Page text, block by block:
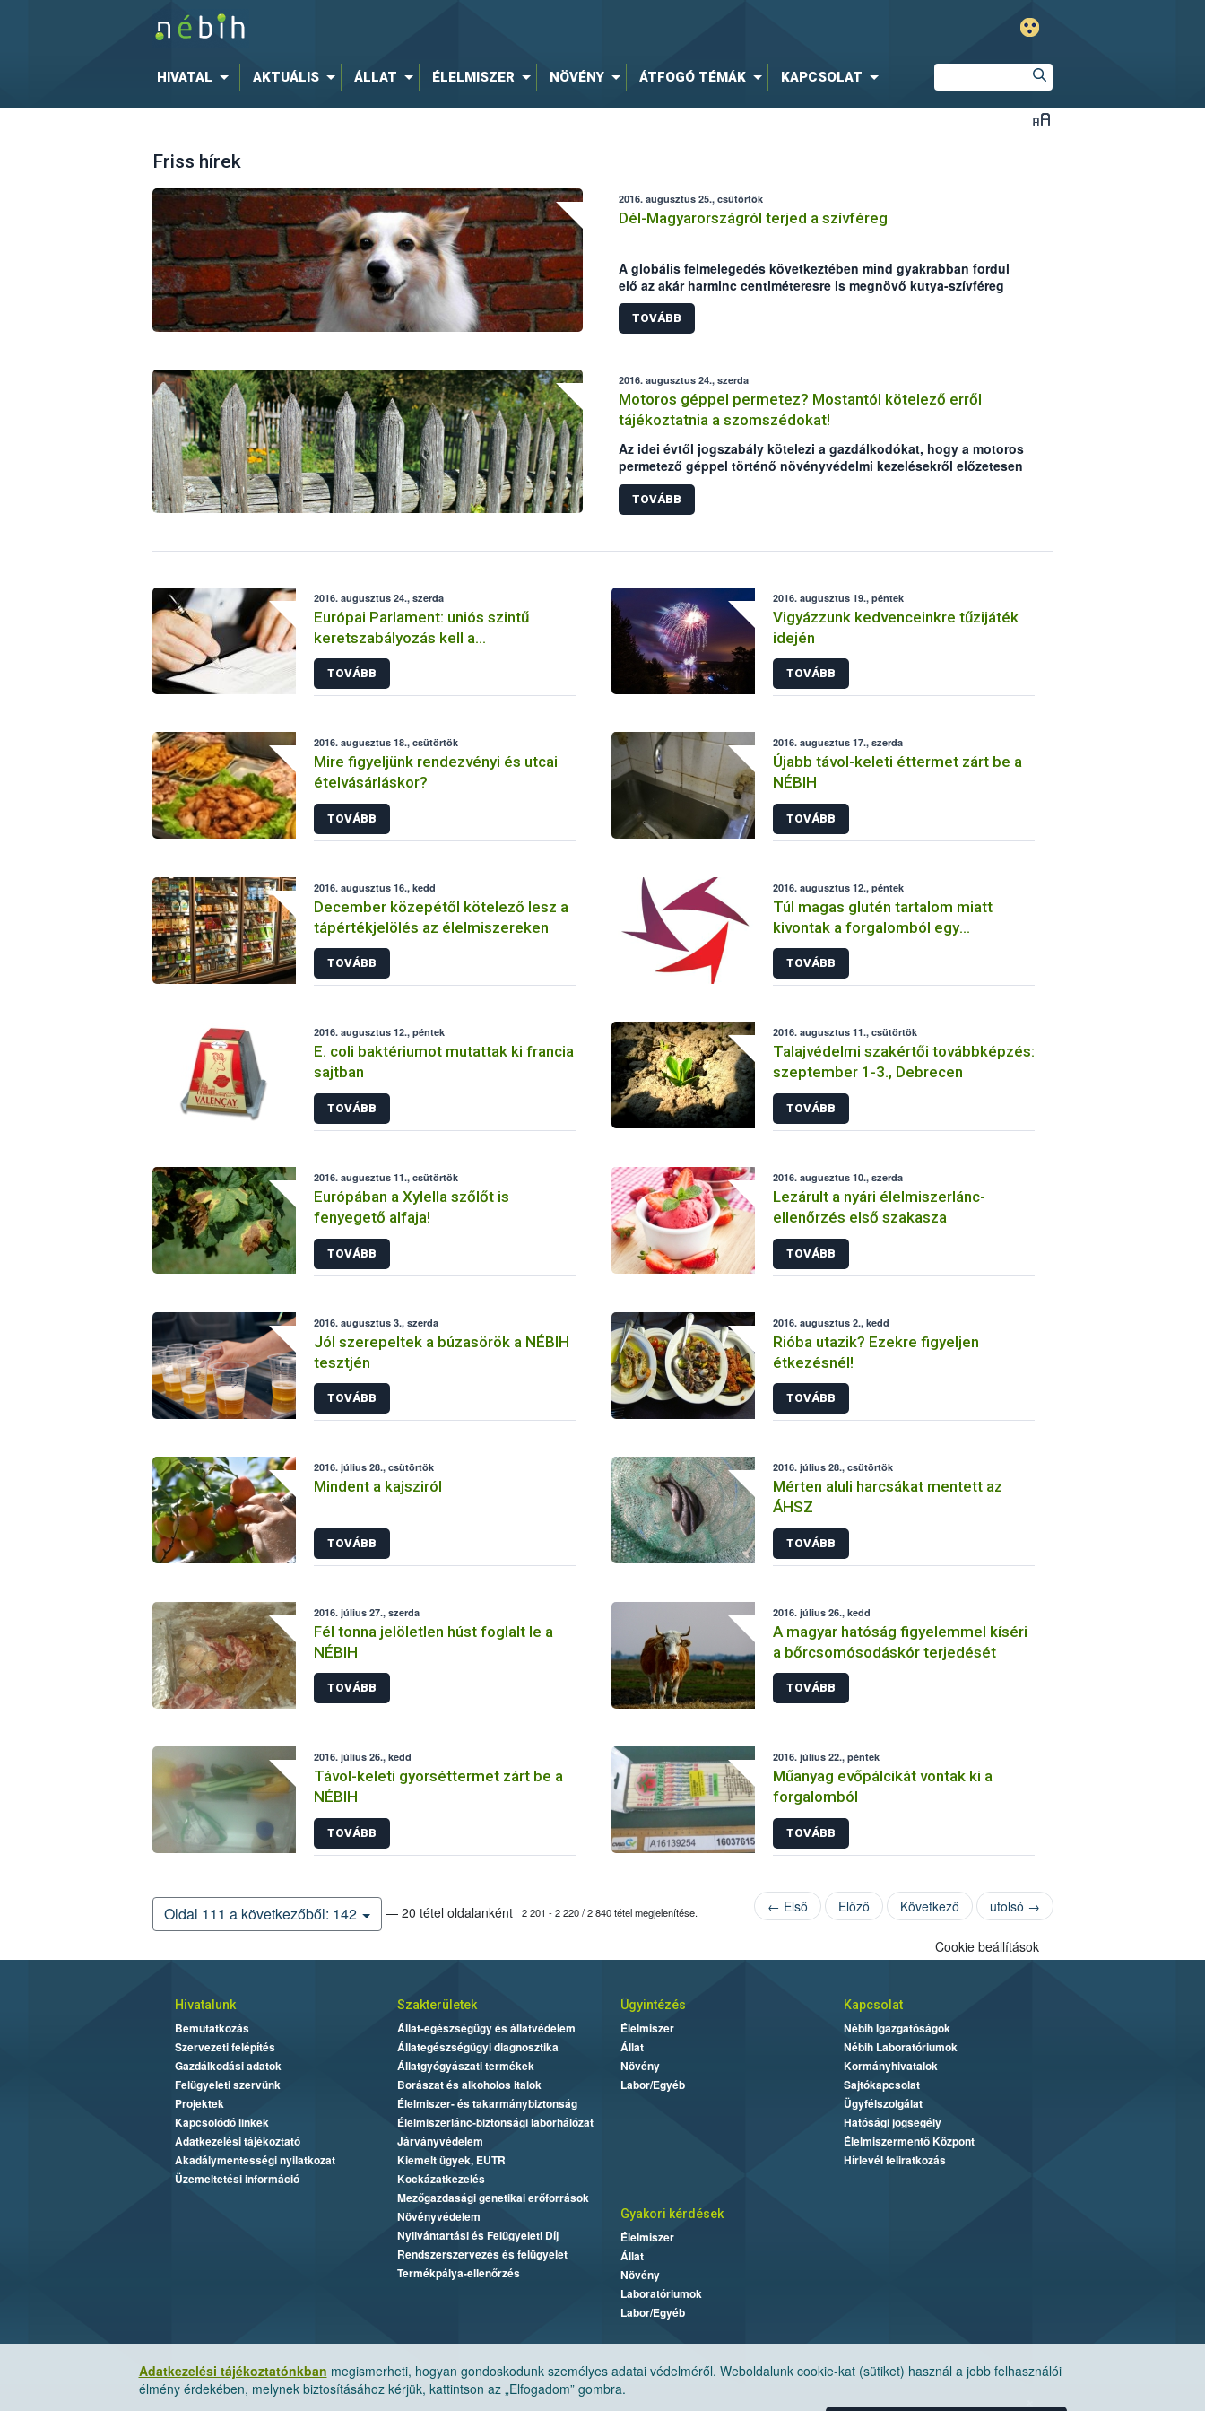
HIVATAL AKTUÁLIS ÁLLAT ÉLELMISZER NÖVÉNY ÁTFOGÓ TÉMÁK KAPCSOLAT
Friss hírek
2016. augusztus 25., csütörtök
Dél-Magyarországról terjed a szívféreg
A globális felmelegedés következtében mind gyakrabban fordul
elő az akár harminc centiméteresre is megnövő kutya-szívféreg
Magyarországon. A NÉBIH Állategészségügyi és Diagnosztikai
Igazgatóságának telephelyein 15 év laborvizsgálati eredményeit
összesítették: magas átlaghőmérséklete miatt az Alföld a
TOVÁBB
2016. augusztus 24., szerda
Motoros géppel permetez? Mostantól kötelező erről
tájékoztatnia a szomszédokat!
Az idei évtől jogszabály kötelezi a gazdálkodókat, hogy a motoros
permetező géppel történő növényvédelmi kezelésekről előzetesen
tájékoztatniuk kell a szomszédos ingatlanon tartózkodókat. Az
előírás a motoros háti permetezőt használó kiskert tulajdonosokat
is érinti. A tájékoztatás módjáról a gazdálkodó dönt, elmulasztása
TOVÁBB
2016. augusztus 24., szerda
Európai Parlament: uniós szintű
keretszabályozás kell a
tisztességtelen kereskedelmi
magatartás visszaszorításához
TOVÁBB
2016. augusztus 19., péntek
Vigyázzunk kedvenceinkre tűzijáték
idején
TOVÁBB
2016. augusztus 18., csütörtök
Mire figyeljünk rendezvényi és utcai
ételvásárláskor?
TOVÁBB
2016. augusztus 17., szerda
Újabb távol-keleti éttermet zárt be a
NÉBIH
TOVÁBB
2016. augusztus 16., kedd
December közepétől kötelező lesz a
tápértékjelölés az élelmiszereken
TOVÁBB
2016. augusztus 12., péntek
Túl magas glutén tartalom miatt
kivontak a forgalomból egy
„gluténmentes” német
gabonamorzsát
TOVÁBB
2016. augusztus 12., péntek
E. coli baktériumot mutattak ki francia
sajtban
TOVÁBB
2016. augusztus 11., csütörtök
Talajvédelmi szakértői továbbképzés:
szeptember 1-3., Debrecen
TOVÁBB
2016. augusztus 11., csütörtök
Európában a Xylella szőlőt is
fenyegető alfaja!
TOVÁBB
2016. augusztus 10., szerda
Lezárult a nyári élelmiszerlánc-
ellenőrzés első szakasza
TOVÁBB
2016. augusztus 3., szerda
Jól szerepeltek a búzasörök a NÉBIH
tesztjén
TOVÁBB
2016. augusztus 2., kedd
Rióba utazik? Ezekre figyeljen
étkezésnél!
TOVÁBB
2016. július 28., csütörtök
Mindent a kajsziról
TOVÁBB
2016. július 28., csütörtök
Mérten aluli harcsákat mentett az
ÁHSZ
TOVÁBB
2016. július 27., szerda
Fél tonna jelöletlen húst foglalt le a
NÉBIH
TOVÁBB
2016. július 26., kedd
A magyar hatóság figyelemmel kíséri
a bőrcsomósodáskór terjedését
TOVÁBB
2016. július 26., kedd
Távol-keleti gyorséttermet zárt be a
NÉBIH
TOVÁBB
2016. július 22., péntek
Műanyag evőpálcikát vontak ki a
forgalomból
TOVÁBB
Oldal 111 a következőből: 142 — 20 tétel oldalanként 2 201 - 2 220 / 2 840 tétel megjelenítése. ← Első Előző Következő utolsó →
Adatkezelési tájékoztatónkban megismerheti, hogyan gondoskodunk személyes adatai védelméről. Weboldalunk cookie-kat (sütiket) használ a jobb felhasználói
élmény érdekében, melynek biztosításához kérjük, kattintson az „Elfogadom” gombra.
Cookie beállítások
Hivatalunk
Bemutatkozás
Szervezeti felépítés
Gazdálkodási adatok
Felügyeleti szervünk
Projektek
Kapcsolódó linkek
Adatkezelési tájékoztató
Akadálymentességi nyilatkozat
Üzemeltetési információ
Szakterületek
Állat-egészségügy és állatvédelem
Állategészségügyi diagnosztika
Állatgyógyászati termékek
Borászat és alkoholos italok
Élelmiszer- és takarmánybiztonság
Élelmiszerlánc-biztonsági laborhálózat
Járványvédelem
Kiemelt ügyek, EUTR
Kockázatkezelés
Mezőgazdasági genetikai erőforrások
Növényvédelem
Nyilvántartási és Felügyeleti Díj
Rendszerszervezés és felügyelet
Termékpálya-ellenőrzés
Ügyintézés
Élelmiszer
Állat
Növény
Labor/Egyéb
Kapcsolat
Nébih Igazgatóságok
Nébih Laboratóriumok
Kormányhivatalok
Sajtókapcsolat
Ügyfélszolgálat
Hatósági jogsegély
Élelmiszermentő Központ
Hírlevél feliratkozás
Gyakori kérdések
Élelmiszer
Állat
Növény
Laboratóriumok
Labor/Egyéb